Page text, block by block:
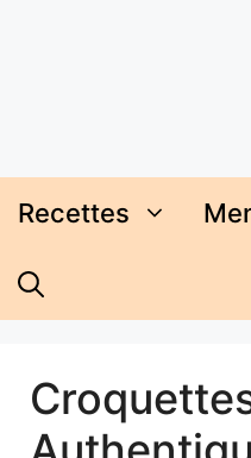
Recettes